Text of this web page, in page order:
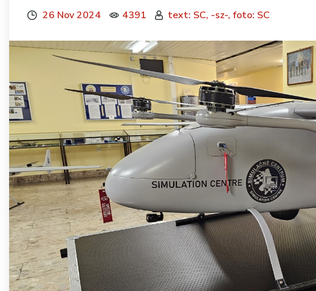
26 Nov 2024 4391 text: SC, -sz-, foto: SC